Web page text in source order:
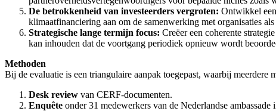
De betrokkenheid van investeerders vergroten: Ontwikkel
klimaatfinanciering aan om de samenwerking met organisaties
Strategische lange termijn focus: Creëer een coherente
kan inhouden dat de voortgang periodiek opnieuw wordt
Methoden
Bij de evaluatie is een triangulaire aanpak toegepast, waarbij meerdere
Desk review van CERF-documenten.
Enquête onder 31 medewerkers van de Nederlandse